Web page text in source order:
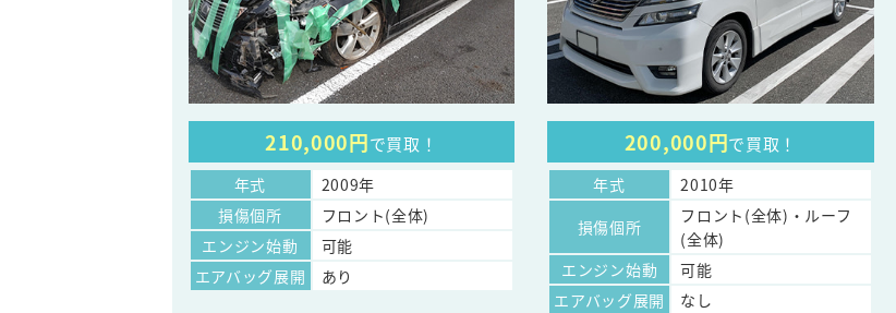
210,000円で買取！
年式
2009年
損傷個所
フロント(全体)
エンジン始動
可能
エアバッグ展開
あり
200,000円で買取！
年式
2010年
損傷個所
フロント(全体)・ルーフ
(全体)
エンジン始動
可能
エアバッグ展開
なし